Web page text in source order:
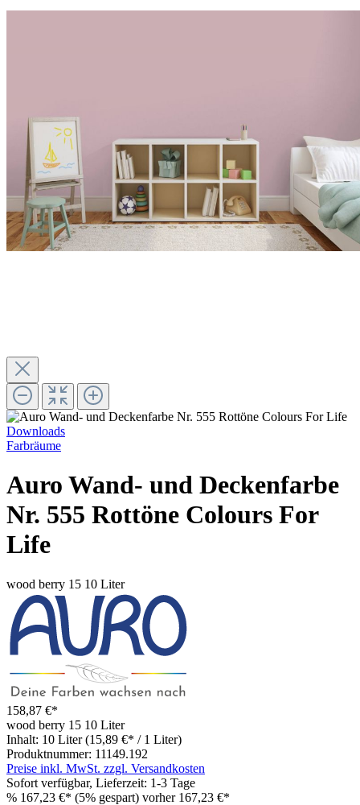
Downloads
Farbräume
Auro Wand- und Deckenfarbe
Nr. 555 Rottöne Colours For
Life
wood berry 15 10 Liter
158,87 €*
wood berry 15 10 Liter
Inhalt: 10 Liter (15,89 €* / 1 Liter)
Produktnummer: 11149.192
Preise inkl. MwSt. zzgl. Versandkosten
Sofort verfügbar, Lieferzeit: 1-3 Tage
% 167,23 €* (5% gespart) vorher 167,23 €*